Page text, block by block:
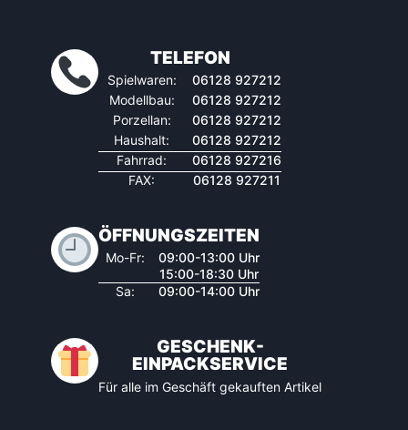
TELEFON
Spielwaren:
06128 927212
Modellbau:
06128 927212
Porzellan:
06128 927212
Haushalt:
06128 927212
Fahrrad:
06128 927216
FAX:
06128 927211
ÖFFNUNGSZEITEN
Mo-Fr:
09:00-13:00 Uhr
15:00-18:30 Uhr
Sa:
09:00-14:00 Uhr
GESCHENK-
EINPACKSERVICE
Für alle im Geschäft gekauften Artikel